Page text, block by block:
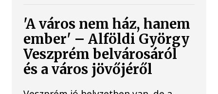
'A város nem ház, hanem
ember' – Alföldi György
Veszprém belvárosáról
és a város jövőjéről